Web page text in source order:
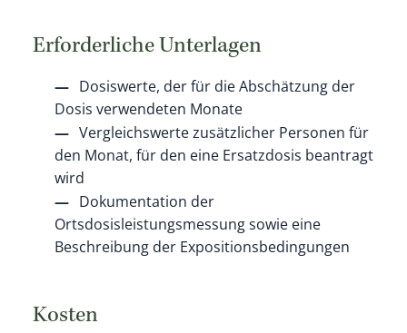
Erforderliche Unterlagen
Dosiswerte, der für die Abschätzung der
Dosis verwendeten Monate
Vergleichswerte zusätzlicher Personen für
den Monat, für den eine Ersatzdosis beantragt
wird
Dokumentation der
Ortsdosisleistungsmessung sowie eine
Beschreibung der Expositionsbedingungen
Kosten